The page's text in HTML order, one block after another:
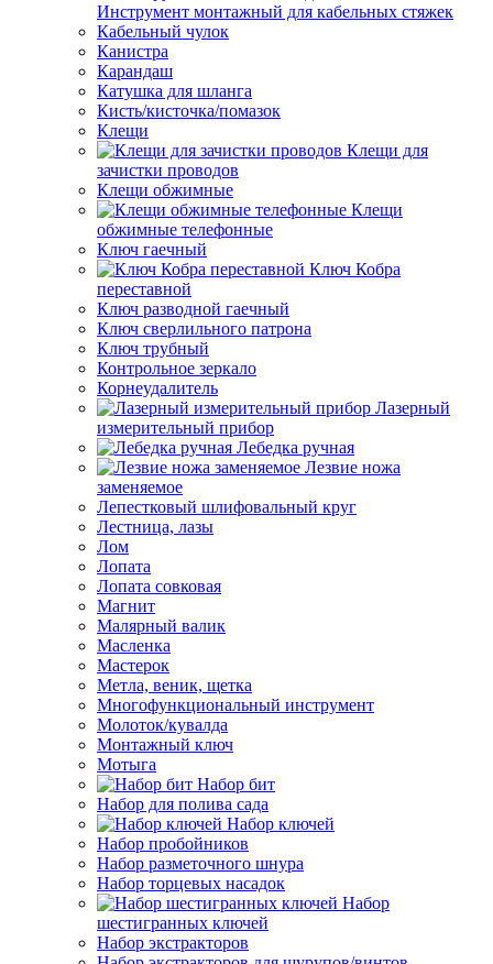
Инструмент монтажный для кабельных стяжек
Кабельный чулок
Канистра
Карандаш
Катушка для шланга
Кисть/кисточка/помазок
Клещи
Клещи для
зачистки проводов
Клещи обжимные
Клещи
обжимные телефонные
Ключ гаечный
Ключ Кобра
переставной
Ключ разводной гаечный
Ключ сверлильного патрона
Ключ трубный
Контрольное зеркало
Корнеудалитель
Лазерный
измерительный прибор
Лебедка ручная
Лезвие ножа
заменяемое
Лепестковый шлифовальный круг
Лестница, лазы
Лом
Лопата
Лопата совковая
Магнит
Малярный валик
Масленка
Мастерок
Метла, веник, щетка
Многофункциональный инструмент
Молоток/кувалда
Монтажный ключ
Мотыга
Набор бит
Набор для полива сада
Набор ключей
Набор пробойников
Набор разметочного шнура
Набор торцевых насадок
Набор
шестигранных ключей
Набор экстракторов